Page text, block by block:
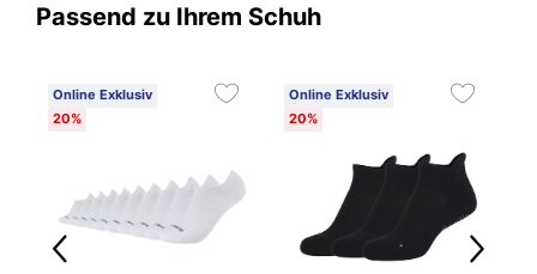
Passend zu Ihrem Schuh
Online Exklusiv
20%
Online Exklusiv
20%